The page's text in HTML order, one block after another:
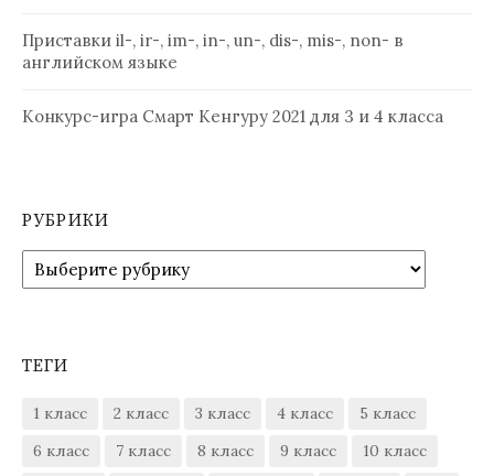
Приставки il-, ir-, im-, in-, un-, dis-, mis-, non- в
английском языке
Конкурс-игра Смарт Кенгуру 2021 для 3 и 4 класса
РУБРИКИ
Рубрики
ТЕГИ
1 класс 2 класс 3 класс 4 класс
5 класс
6 класс
7 класс 8 класс 9 класс
10 класс